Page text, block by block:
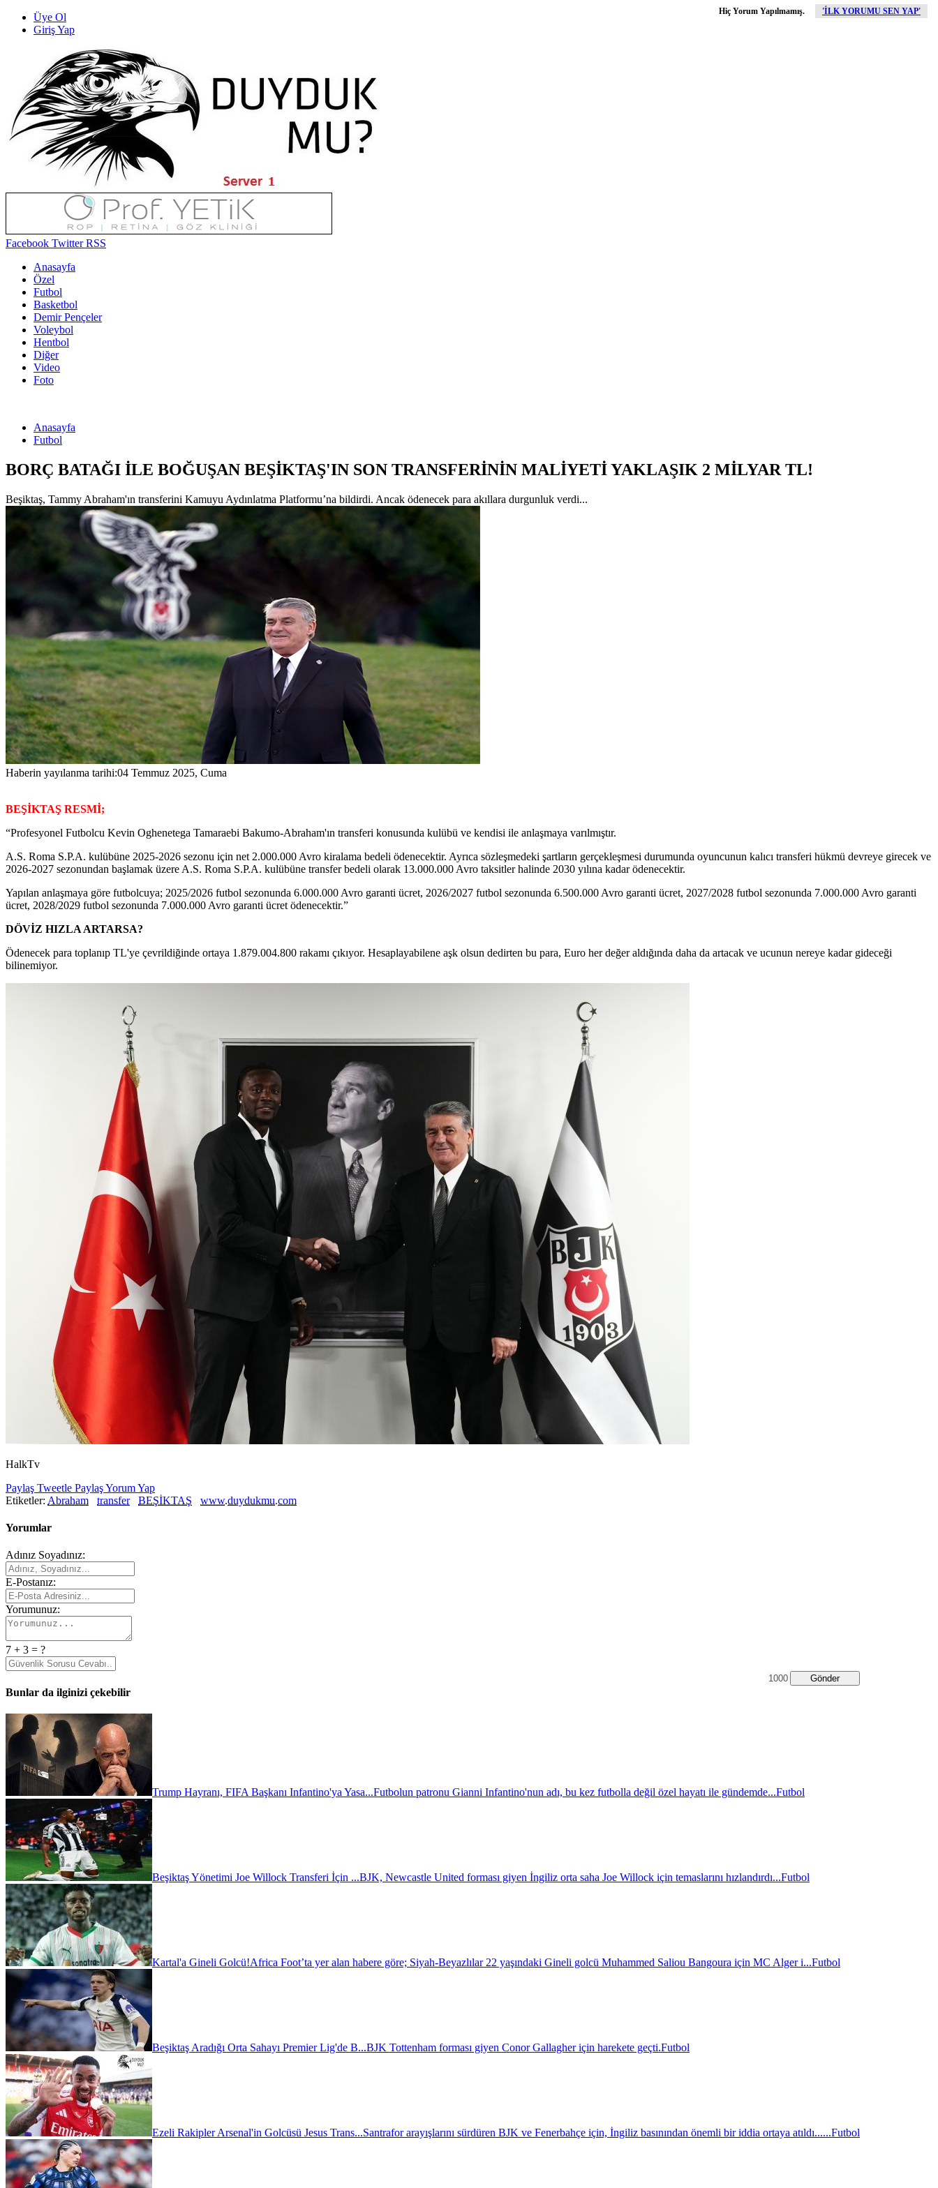
Üye Ol
Giriş Yap
Facebook TwitterRSS
Anasayfa
Özel
Futbol
Basketbol
Demir Pençeler
Voleybol
Hentbol
Diğer
Video
Foto
Anasayfa
Futbol
BORÇ BATAĞI İLE BOĞUŞAN BEŞİKTAŞ'IN SON TRANSFERİNİN MALİYETİ YAKLAŞIK 2 MİLYAR TL!
Beşiktaş, Tammy Abraham'ın transferini Kamuyu Aydınlatma Platformu’na bildirdi. Ancak ödenecek para akıllara durgunluk verdi...
Haberin yayılanma tarihi:04 Temmuz 2025, Cuma
BEŞİKTAŞ RESMİ;
“Profesyonel Futbolcu Kevin Oghenetega Tamaraebi Bakumo-Abraham'ın transferi konusunda kulübü ve kendisi ile anlaşmaya varılmıştır.
A.S. Roma S.P.A. kulübüne 2025-2026 sezonu için net 2.000.000 Avro kiralama bedeli ödenecektir. Ayrıca sözleşmedeki şartların gerçekleşmesi durumunda oyuncunun kalıcı transferi hükmü devreye girecek ve
2026-2027 sezonundan başlamak üzere A.S. Roma S.P.A. kulübüne transfer bedeli olarak 13.000.000 Avro taksitler halinde 2030 yılına kadar ödenecektir.
Yapılan anlaşmaya göre futbolcuya; 2025/2026 futbol sezonunda 6.000.000 Avro garanti ücret, 2026/2027 futbol sezonunda 6.500.000 Avro garanti ücret, 2027/2028 futbol sezonunda 7.000.000 Avro garanti
ücret, 2028/2029 futbol sezonunda 7.000.000 Avro garanti ücret ödenecektir.”
DÖVİZ HIZLA ARTARSA?
Ödenecek para toplanıp TL'ye çevrildiğinde ortaya 1.879.004.800 rakamı çıkıyor. Hesaplayabilene aşk olsun dedirten bu para, Euro her değer aldığında daha da artacak ve ucunun nereye kadar gideceği
bilinemiyor.
HalkTv
Paylaş Tweetle PaylaşYorum Yap
Etiketler: Abraham transfer BEŞİKTAŞ www.duydukmu.com
Yorumlar
Hiç Yorum Yapılmamış. 'İLK YORUMU SEN YAP'
Adınız Soyadınız:
E-Postanız:
Yorumunuz:
7 + 3 = ?
Gönder
Bunlar da ilginizi çekebilir
Trump Hayranı, FIFA Başkanı Infantino'ya Yasa...Futbolun patronu Gianni Infantino'nun adı, bu kez futbolla değil özel hayatı ile gündemde...Futbol
Beşiktaş Yönetimi Joe Willock Transferi İçin ...BJK, Newcastle United forması giyen İngiliz orta saha Joe Willock için temaslarını hızlandırdı...Futbol
Kartal'a Gineli Golcü!Africa Foot’ta yer alan habere göre; Siyah-Beyazlılar 22 yaşındaki Gineli golcü Muhammed Saliou Bangoura için MC Alger i...Futbol
Beşiktaş Aradığı Orta Sahayı Premier Lig'de B...BJK Tottenham forması giyen Conor Gallagher için harekete geçti.Futbol
Ezeli Rakipler Arsenal'in Golcüsü Jesus Trans...Santrafor arayışlarını sürdüren BJK ve Fenerbahçe için, İngiliz basınından önemli bir iddia ortaya atıldı......Futbol